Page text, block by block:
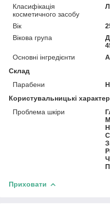
Класифікація
косметичного засобу
Вік
Вікова група
Основні інгредієнти
Склад
Парабени
Користувальницькі
Проблема шкіри
Приховати